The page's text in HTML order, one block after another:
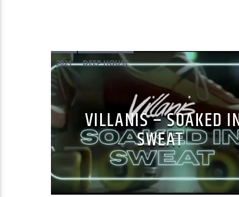
2021
DEEP HOUSE
STRAKTON RECORDS
VILLANIS
VILLANIS – SOAKED
SWEAT